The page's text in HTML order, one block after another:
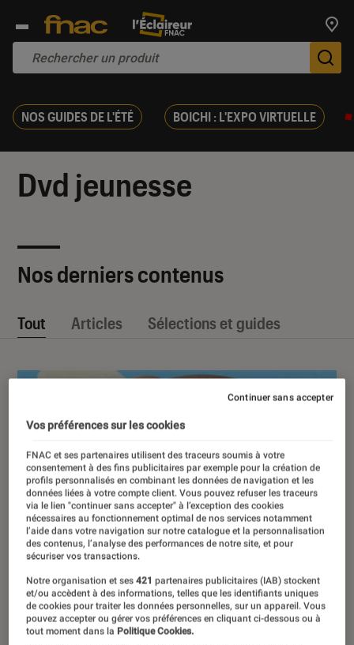
NOS GUIDES DE L'ÉTÉ BOICHI : L'EXPO VIRTUELLE
Dvd jeunesse
Nos derniers contenus
Tout Articles Sélections et guides
Vos préférences sur les cookies
FNAC et ses partenaires utilisent des traceurs soumis à votre
consentement à des fins publicitaires par exemple pour la création de
profils personnalisés en combinant les données de navigation et les
données liées à votre compte client. Vous pouvez refuser les traceurs
via le lien "continuer sans accepter" à l’exception des cookies
nécessaires au fonctionnement optimal de nos services notamment
l’aide dans votre navigation sur notre catalogue et la personnalisation
des contenus, l’analyse des performances de notre site, et pour
sécuriser vos transactions.
Notre organisation et ses421 partenaires publicitaires (IAB) stockent
et/ou accèdent à des informations, telles que les identifiants uniques
de cookies pour traiter les données personnelles, sur un appareil. Vous
pouvez accepter ou gérer vos préférences en cliquant ci-dessous ou à
tout moment dans la Politique Cookies.
Continuer sans accepter